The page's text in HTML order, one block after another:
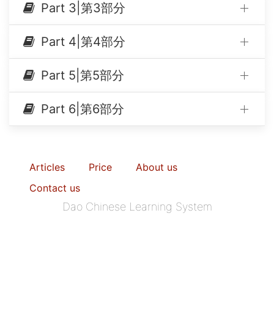
Part 3|第3部分
Part 4|第4部分
Part 5|第5部分
Part 6|第6部分
Articles Price
About us
Contact us
Dao Chinese Learning System